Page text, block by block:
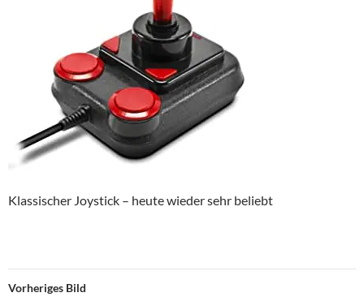
Klassischer Joystick – heute wieder sehr beliebt
Vorheriges Bild